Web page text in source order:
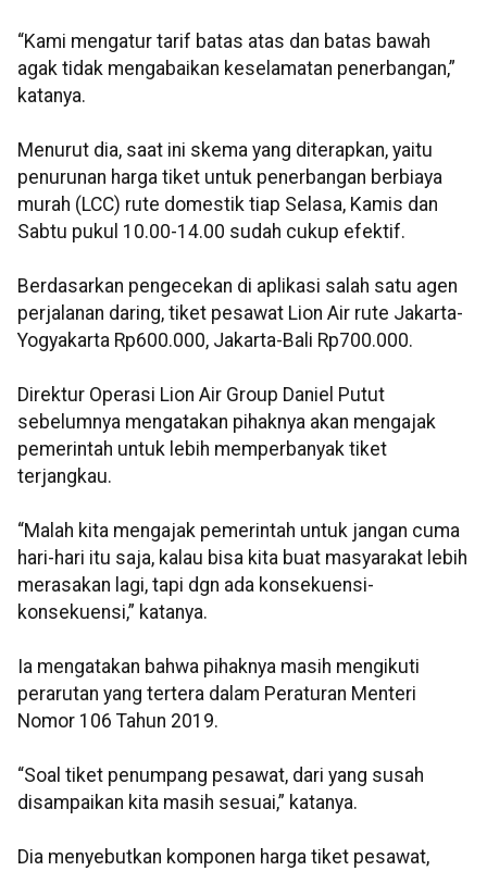
“Kami mengatur tarif batas atas dan batas bawah
agak tidak mengabaikan keselamatan penerbangan,”
katanya.
Menurut dia, saat ini skema yang diterapkan, yaitu
penurunan harga tiket untuk penerbangan berbiaya
murah (LCC) rute domestik tiap Selasa, Kamis dan
Sabtu pukul 10.00-14.00 sudah cukup efektif.
Berdasarkan pengecekan di aplikasi salah satu agen
perjalanan daring, tiket pesawat Lion Air rute Jakarta-
Yogyakarta Rp600.000, Jakarta-Bali Rp700.000.
Direktur Operasi Lion Air Group Daniel Putut
sebelumnya mengatakan pihaknya akan mengajak
pemerintah untuk lebih memperbanyak tiket
terjangkau.
“Malah kita mengajak pemerintah untuk jangan cuma
hari-hari itu saja, kalau bisa kita buat masyarakat lebih
merasakan lagi, tapi dgn ada konsekuensi-
konsekuensi,” katanya.
Ia mengatakan bahwa pihaknya masih mengikuti
perarutan yang tertera dalam Peraturan Menteri
Nomor 106 Tahun 2019.
“Soal tiket penumpang pesawat, dari yang susah
disampaikan kita masih sesuai,” katanya.
Dia menyebutkan komponen harga tiket pesawat,